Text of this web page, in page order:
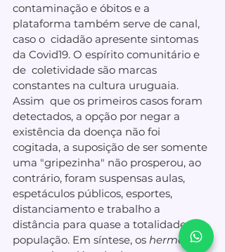
contaminação e óbitos e a
plataforma também serve de canal,
caso o  cidadão apresente sintomas
da Covid19. O espírito comunitário e
de  coletividade são marcas
constantes na cultura uruguaia.
Assim  que os primeiros casos foram
detectados, a opção por negar a
existência da doença não foi
cogitada, a suposição de ser somente
uma "gripezinha" não prosperou, ao
contrário, foram suspensas aulas,
espetáculos públicos, esportes,
distanciamento e trabalho a
distância para quase a totalidade da
população. Em síntese, os hermanos